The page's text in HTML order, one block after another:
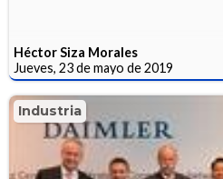
Héctor Siza Morales
Jueves, 23 de mayo de 2019
Industria